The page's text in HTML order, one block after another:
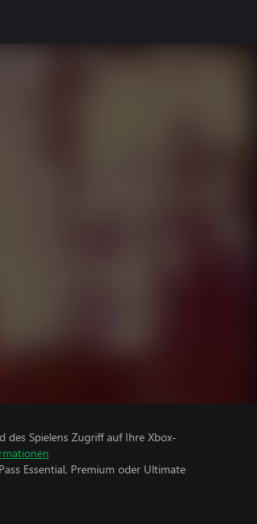
des Spielens Zugriff auf Ihre Xbox-
Essential, Premium oder Ultimate